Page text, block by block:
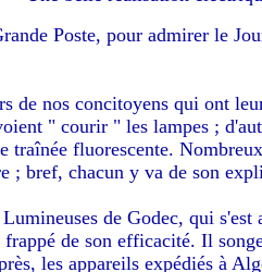
Poste, pour admirer le
de nos concitoyens qui ont
" courir " les lampes ;
fluorescente.
bref, chacun y va de son
de Godec, qui
de son efficacité. Il
les appareils expédiés à